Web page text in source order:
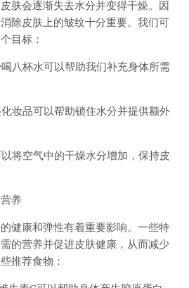
肤会逐渐失去水分并变得干燥。因
除皮肤上的皱纹十分重要。我们可
目标：
八杯水可以帮助我们补充身体所需
妆品可以帮助锁住水分并提供额外
将空气中的干燥水分增加，保持皮
养
健康和弹性有着重要影响。一些特
的营养并促进皮肤健康，从而减少
推荐食物：